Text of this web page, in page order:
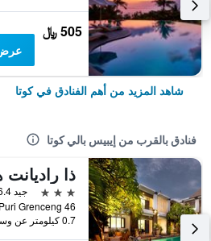
505 ﷼
شاهد المزيد من أهم الفنادق في كوتا
فنادق بالقرب من إيبيس بالي كوتا
ذا
3 نجوم
جيد 6.4
0.7 كيلومتر عن وسط المدينة